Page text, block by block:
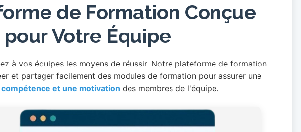
de Formation Conçue
pour Votre Équipe
à vos équipes les moyens de réussir. Notre plateforme de formation
et partager facilement des modules de formation pour assurer une
et une motivation des membres de l'équipe.